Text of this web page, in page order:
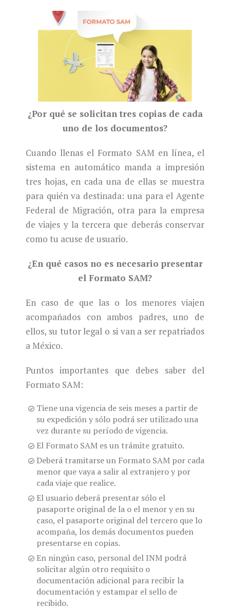
¿Por qué se solicitan tres copias de cada
uno de los documentos?
Cuando llenas el Formato SAM en línea, el
sistema en automático manda a impresión
tres hojas, en cada una de ellas se muestra
para quién va destinada: una para el Agente
Federal de Migración, otra para la empresa
de viajes y la tercera que deberás conservar
como tu acuse de usuario.
¿En qué casos no es necesario presentar
el Formato SAM?
En caso de que las o los menores viajen
acompañados con ambos padres, uno de
ellos, su tutor legal o si van a ser repatriados
a México.
Puntos importantes que debes saber del
Formato SAM:
Tiene una vigencia de seis meses a partir de
su expedición y sólo podrá ser utilizado una
vez durante su período de vigencia.
El Formato SAM es un trámite gratuito.
Deberá tramitarse un Formato SAM por cada
menor que vaya a salir al extranjero y por
cada viaje que realice.
El usuario deberá presentar sólo el
pasaporte original de la o el menor y en su
caso, el pasaporte original del tercero que lo
acompaña, los demás documentos pueden
presentarse en copias.
En ningún caso, personal del INM podrá
solicitar algún otro requisito o
documentación adicional para recibir la
documentación y estampar el sello de
recibido.